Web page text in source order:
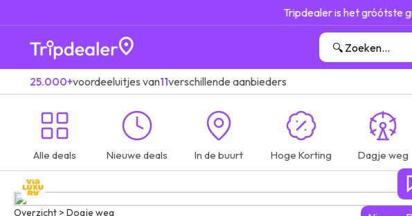
Tripdealer is het gróótste
25.000+voordeeluitjes van11verschillende aanbieders
Alle deals Nieuwe deals In de buurt Hoge Korting Dagje weg
Overzicht > Dogje weg